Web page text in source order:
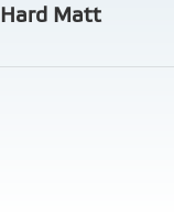
Hard Matt